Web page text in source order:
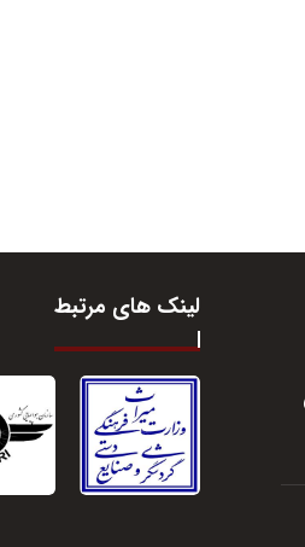
لینک های مرتبط